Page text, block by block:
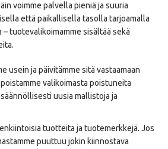
voimme palvella pieniä ja suuria
että paikallisella tasolla tarjoamalla
tuotevalikoimamme sisältää sekä
usein ja päivitämme sitä vastaamaan
valikoimasta poistuneita
uusia mallistoja ja
tuotteita ja tuotemerkkejä. Jos
puuttuu jokin kiinnostava